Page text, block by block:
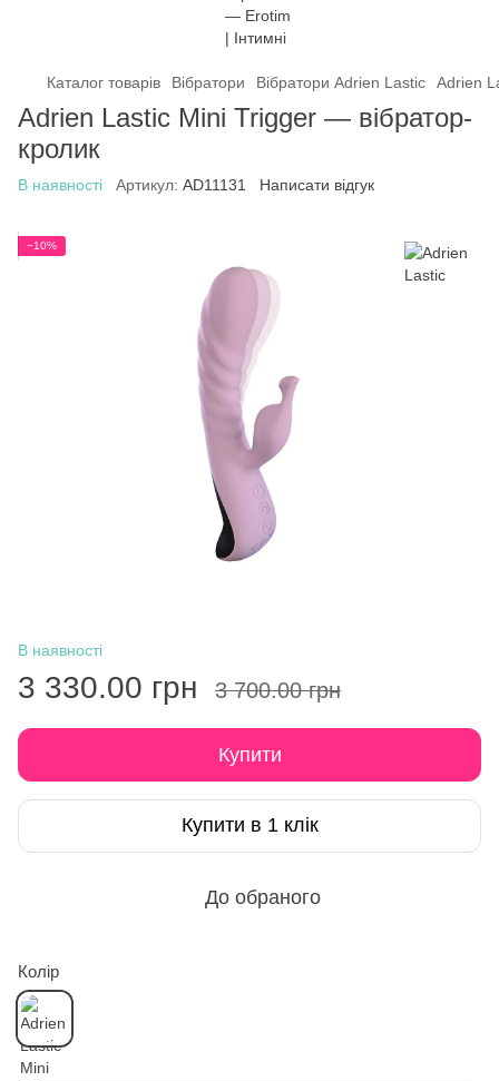
Каталог товарів Вібратори Вібратори Adrien Lastic Adrien
Adrien Lastic Mini Trigger — вібратор-
кролик
В наявності Артикул: AD11131 Написати відгук
−10%
В наявності
3 330.00 грн 3 700.00 грн
Купити
Купити в 1 клік
До обраного
Колір